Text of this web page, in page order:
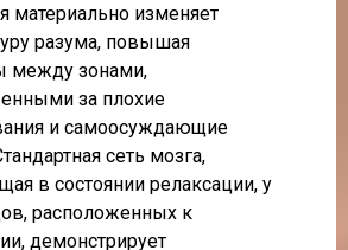
материально изменяет
разума, повышая
между зонами,
за плохие
и самоосуждающие
сеть мозга,
в состоянии релаксации, у
расположенных к
демонстрирует